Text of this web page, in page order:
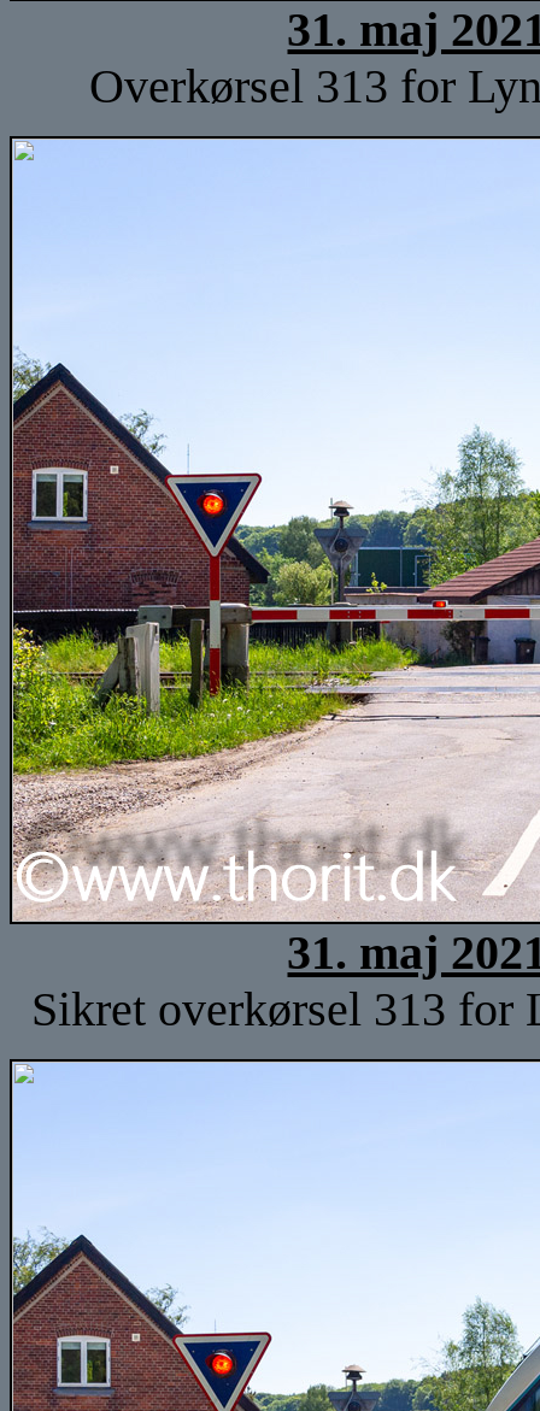
31. maj
Overkørsel 313 for
31. maj
Sikret overkørsel 313 for